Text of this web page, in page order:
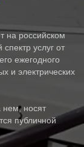
на российском
услуг от
ежегодного
и электрических
нем, носят
публичной